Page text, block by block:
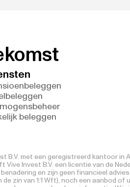
beleggen
B.V. met een geregistreerd kantoor in
Vive Invest B.V. een licentie van de
en zijn geen financieel
zin van 1:1 Wft), noch een aanbod